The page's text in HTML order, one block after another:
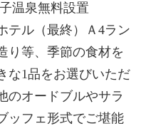
温泉無料設置
テル（最終）Ａ4ラン
り等、季節の食材を
な1品をお選びいただ
のオードブルやサラ
ッフェ形式でご堪能